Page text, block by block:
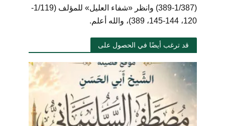
(1/387-389) وانظر «شفاء العليل» للمؤلف (1/119-
120، 144-145، 389)، والله أعلم.
قد ترغب أيضًا في الحصول على